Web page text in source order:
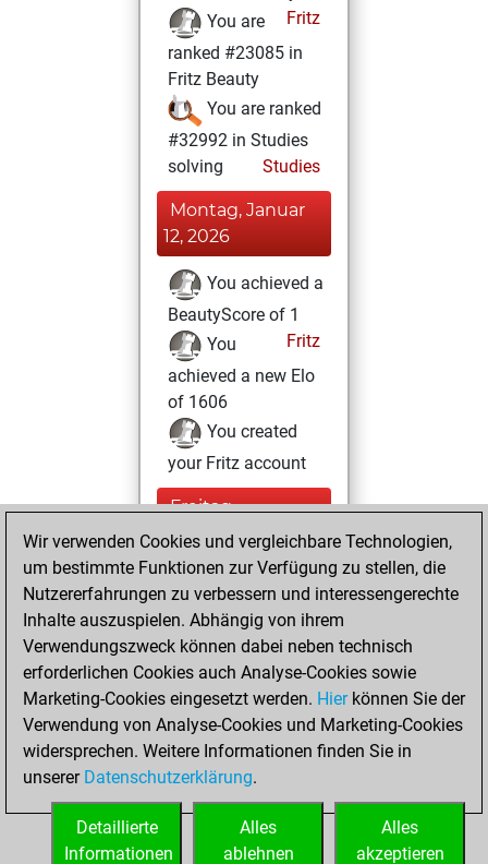
Fritz
You are
ranked #23085 in
Fritz Beauty
You are ranked
#32992 in Studies
solving
Studies
Montag, Januar
12, 2026
You achieved a
BeautyScore of 1
Fritz
You
achieved a new Elo
of 1606
You created
your Fritz account
Freitag,
Dezember 6, 2024
You created
your Studies account
Studies
Sonntag,
Mai 12, 2024
You played 2
blitz games
Play
You scored +1
=0 -1 in blitz
Wir verwenden Cookies und vergleichbare Technologien,
um bestimmte Funktionen zur Verfügung zu stellen, die
Nutzererfahrungen zu verbessern und interessengerechte
Inhalte auszuspielen. Abhängig von ihrem
Verwendungszweck können dabei neben technisch
erforderlichen Cookies auch Analyse-Cookies sowie
Marketing-Cookies eingesetzt werden. Hierkönnen Sie der
Verwendung von Analyse-Cookies und Marketing-Cookies
widersprechen. Weitere Informationen finden Sie in
unserer Datenschutzerklärung.
Alles
akzeptieren
Alles
ablehnen
Detaillierte
Informationen